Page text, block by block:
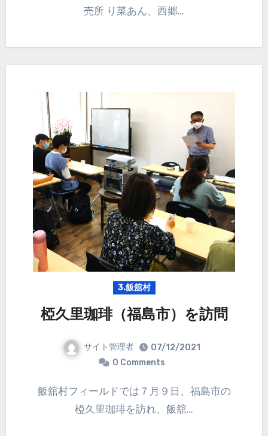
売所 り菜あん、西郷…
3.飯舘村
椏久里珈琲（福島市）を訪問
サイト管理者
07/12/2021
0 Comments
飯舘村フィールドでは７月９日、福島市の
椏久里珈琲を訪れ、飯舘…